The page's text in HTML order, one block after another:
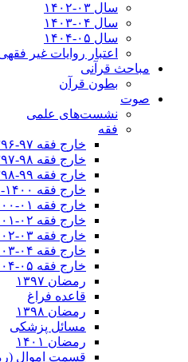
سال ۰۳-۱۴۰۲
سال ۰۴-۱۴۰۳
سال ۰۵-۱۴۰۴
اعتبار روایات غیر
مباحث قرآنی
بطون قرآن
صوت
نشست‌های علمی
فقه
خارج فقه ۹۷-۱۳۹۶
خارج فقه ۹۸-۱۳۹۷
خارج فقه ۹۹-۱۳۹۸
خارج فقه ۱۴۰۰-۱۳۹۹
خارج فقه ۰۱-۱۴۰۰
خارج فقه ۰۲-۱۴۰۱
خارج فقه ۰۳-۱۴۰۲
خارج فقه ۰۴-۱۴۰۳
خارج فقه ۰۵-۱۴۰۴
رمضان ۱۳۹۷
قاعده فراغ
رمضان ۱۳۹۸
مسائل پزشکی
رمضان ۱۴۰۱
قسمت اموال